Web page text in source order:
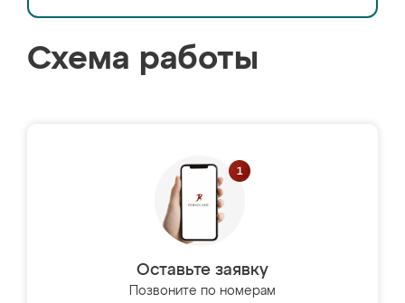
Схема работы
Оставьте заявку
Позвоните по номерам